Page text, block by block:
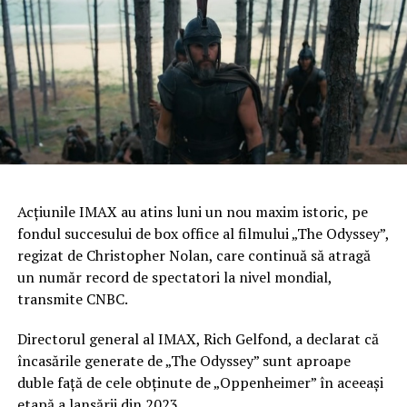
sunteți turist în căutare de aventuri sau rezident care
are nevoie de o alternativă temporară pentru mașina
personală, opțiunile variate de închiriere vă permit să
găsiți exact ceea ce vă potrivește. Cu o planificare
adecvată și alegerea unei companii de încredere,
experiența dumneavoastră în România poate fi mai
plăcută și mai lipsită de stres, beneficiind de toate
avantajele oferite de acest serviciu versatil și
În momentul în care pășim pe pământ românesc prin
Aeroportul Internațional Henri Coandă din Otopeni, ne
întâmpină oportunități variate pentru închirierea unei
mașini direct în incinta aeroportului. Această facilităte
reprezintă un avantaj major pentru călătorii care doresc
să își înceapă aventura în România fără întârzieri sau
complicații legate de transportul de la aeroport.
Companiile de rent a car oferă un spectru larg de
opțiuni, de la mașini compacte potrivite pentru
Acţiunile IMAX au atins luni un nou maxim istoric, pe
fondul succesului de box office al filmului „The Odyssey”,
regizat de Christopher Nolan, care continuă să atragă
un număr record de spectatori la nivel mondial,
transmite CNBC.
Directorul general al IMAX, Rich Gelfond, a declarat că
încasările generate de „The Odyssey” sunt aproape
duble faţă de cele obţinute de „Oppenheimer” în aceeaşi